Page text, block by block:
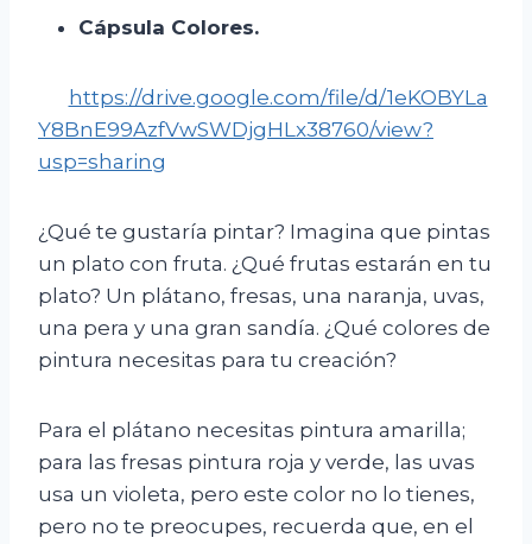
Cápsula Colores.
https://drive.google.com/file/d/1eKOBYLa
Y8BnE99AzfVwSWDjgHLx38760/view?
usp=sharing
¿Qué te gustaría pintar? Imagina que pintas
un plato con fruta. ¿Qué frutas estarán en tu
plato? Un plátano, fresas, una naranja, uvas,
una pera y una gran sandía. ¿Qué colores de
pintura necesitas para tu creación?
Para el plátano necesitas pintura amarilla;
para las fresas pintura roja y verde, las uvas
usa un violeta, pero este color no lo tienes,
pero no te preocupes, recuerda que, en el